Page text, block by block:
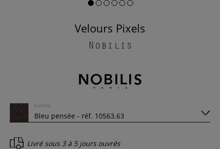
Velours Pixels
Nobilis
Coloris
Livré sous 3 à 5 jours ouvrés